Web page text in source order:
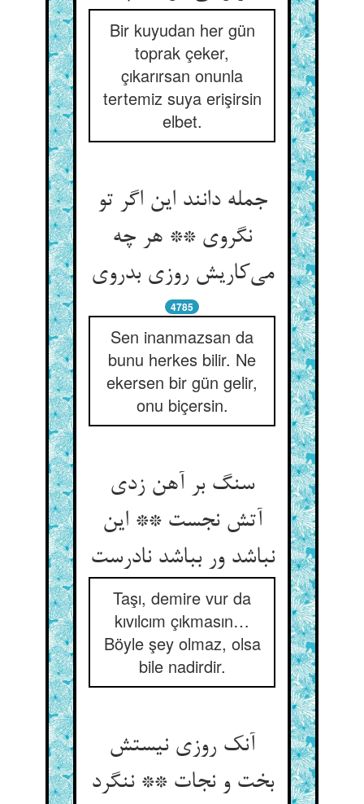
Bir kuyudan her gün
toprak çeker,
çıkarırsan onunla
tertemiz suya erişirsin
elbet.
جمله دانند این اگر تو
نگروی ** هر چه
می‌کاریش روزی بدروی
4785
Sen inanmazsan da
bunu herkes bilir. Ne
ekersen bir gün gelir,
onu biçersin.
سنگ بر آهن زدی
آتش نجست ** این
نباشد ور بباشد نادرست
Taşı, demire vur da
kıvılcım çıkmasın…
Böyle şey olmaz, olsa
bile nadirdir.
آنک روزی نیستش
بخت و نجات ** ننگرد